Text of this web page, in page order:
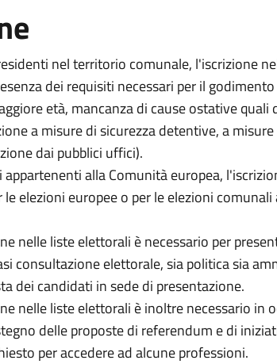
nel territorio comunale, l'iscrizione
dei requisiti necessari per il
età, mancanza di cause ostative quali
a misure di sicurezza detentive, a
dai pubblici uffici).
alla Comunità europea,
elezioni europee o per le elezioni
nelle liste elettorali è necessario per
consultazione elettorale, sia politica sia
dei candidati in sede di presentazione.
nelle liste elettorali è inoltre necessario in
delle proposte di referendum e di
per accedere ad alcune professioni.